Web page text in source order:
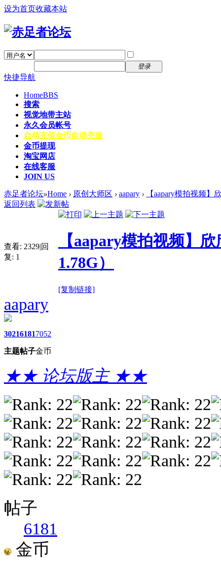
设为首页收藏本站
登录
快捷导航
HomeBBS
搜索
视觉地带主站
永久会员帐号
自动充值金币自动充值
金币提现
淘宝网店
在线客服
JOIN US
赤足者论坛»Home › 原创大师区 › aapary ›
【aapary模拍视频
返回列表
查看: 2329|回
复: 1
【aapary模拍视频】
1.78G）
[复制链接]
aapary
3021
主题
6181
帖子
7052
金币
★★ 论坛版主 ★★
帖子
6181
金币